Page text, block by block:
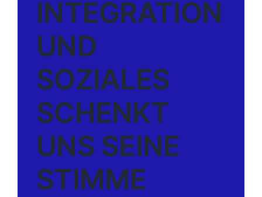
INTEGRATION
UND
SOZIALES
SCHENKT
UNS SEINE
STIMME